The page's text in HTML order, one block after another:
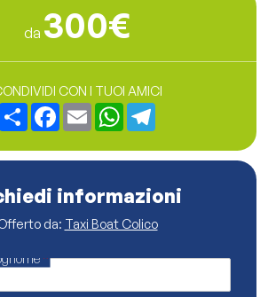
da 300€
CON I TUOI AMICI
Share Facebook
Email WhatsApp
informazioni
da: Taxi Boat Colico
*